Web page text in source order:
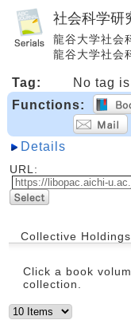
社会科学研
龍谷大学社
龍谷大学社会
Tag:
No tag
Functions:
Details
URL:
Collective
Click a book
collection.